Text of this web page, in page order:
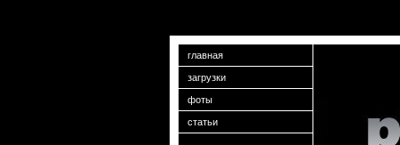
главная
загрузки
фоты
статьи